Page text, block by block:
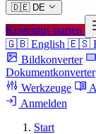
🇩🇪 DE
Kostenlos starten
🇬🇧 English 🇪🇸
Bildkonverter
Dokumentkonverter
Werkzeuge
Anmelden
Start